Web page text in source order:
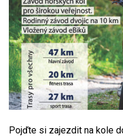
Pojďte si zajezdit na kole